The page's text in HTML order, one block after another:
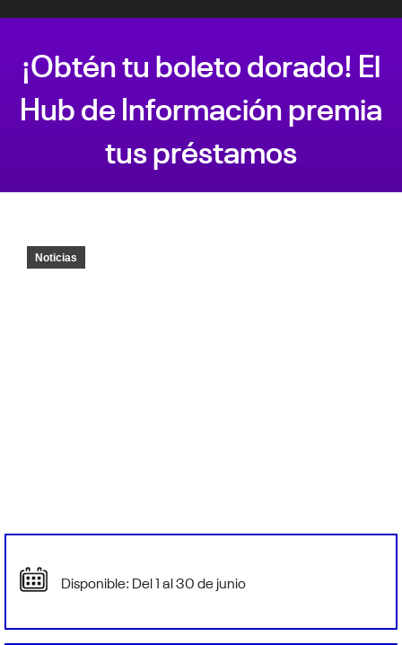
¡Obtén tu boleto dorado! El
Hub de Información premia
tus préstamos
Noticias
Disponible: Del 1 al 30 de junio